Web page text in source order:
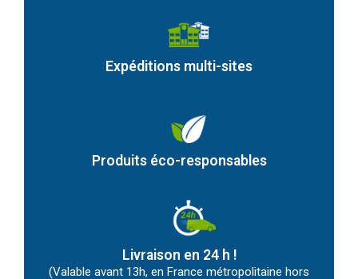
Expéditions multi-sites
Produits éco-responsables
Livraison en 24 h !
(Valable avant 13h, en France métropolitaine hors